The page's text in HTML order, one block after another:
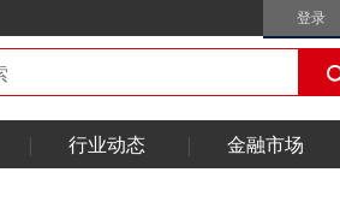
登录
行业动态 金融市场